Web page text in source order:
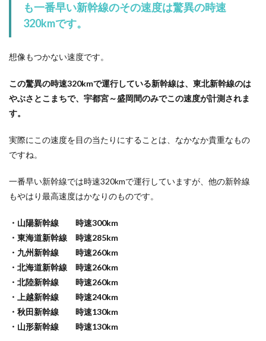
も一番早い新幹線のその速度は驚異の時速
320kmです。
想像もつかない速度です。
この驚異の時速320kmで運行している新幹線は、東北新幹線のは
やぶさとこまちで、宇都宮～盛岡間のみでこの速度が計測されま
す。
実際にこの速度を目の当たりにすることは、なかなか貴重なもの
ですね。
一番早い新幹線では時速320kmで運行していますが、他の新幹線
もやはり最高速度はかなりのものです。
・山陽新幹線 時速300km
・東海道新幹線 時速285km
・九州新幹線 時速260km
・北海道新幹線 時速260km
・北陸新幹線 時速260km
・上越新幹線 時速240km
・秋田新幹線 時速130km
・山形新幹線 時速130km